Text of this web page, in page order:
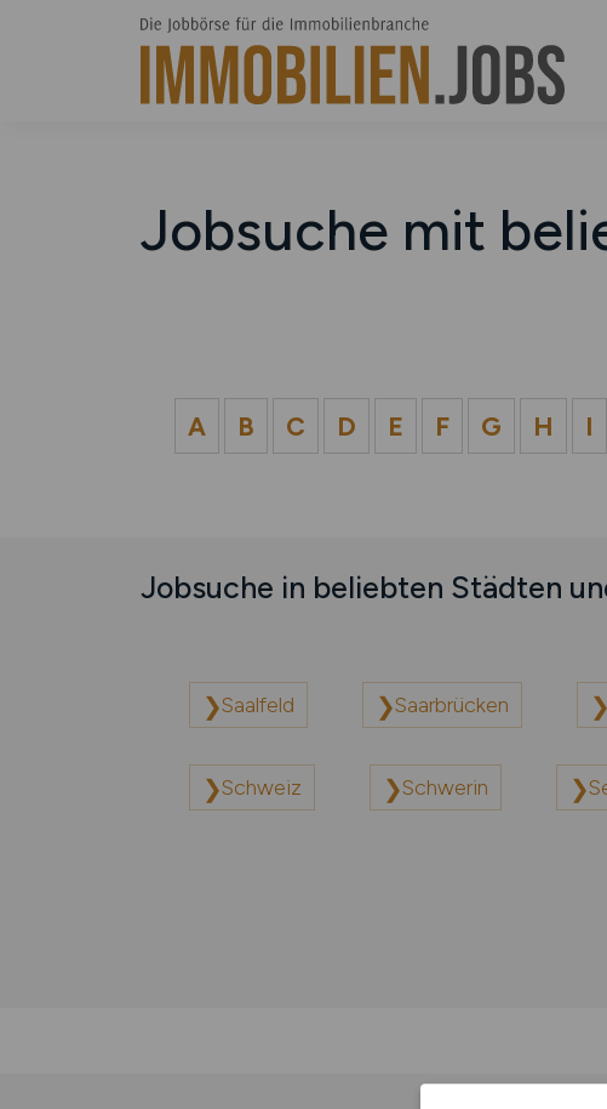
Jobsuche mit
A B C D E F G H I
Jobsuche in beliebten Städten
Saalfeld Saarbrücken
Schweiz Schwerin